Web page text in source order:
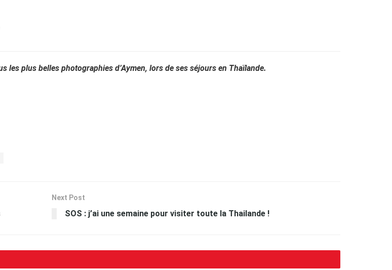
les plus belles photographies d’Aymen, lors de ses séjours en Thaïlande.
Next Post
SOS : j’ai une semaine pour visiter toute la Thailande !